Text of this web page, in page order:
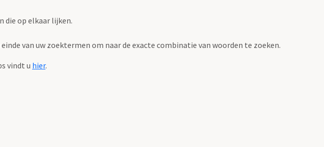
die op elkaar lijken.
van uw zoektermen om naar de exacte combinatie van woorden te zoeken.
vindt u hier.